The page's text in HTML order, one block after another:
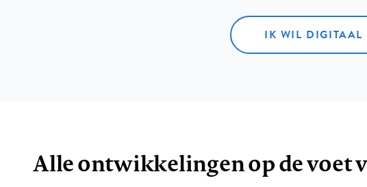
IK WIL DIGITAAL
Alle ontwikkelingen op de voet